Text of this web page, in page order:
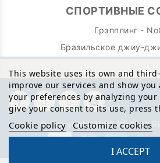
СПОРТИВНЫЕ
Грэпплинг -
Бразильское джиу-
This website uses its own and
improve our services and show
your preferences by analyzing
give your consent to its use, press
Cookie policy Customize cookies
I ACCEPT
© Copyright 2026 BŌA. All